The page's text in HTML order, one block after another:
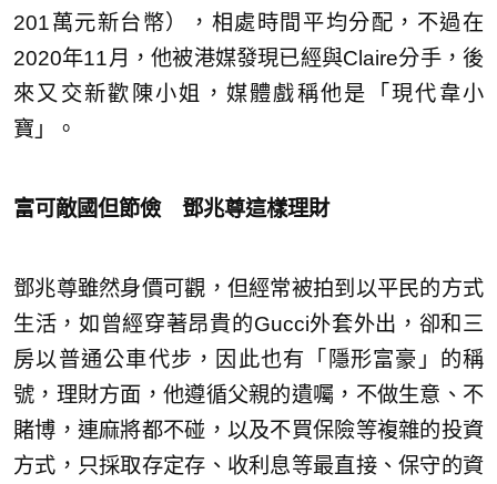
201萬元新台幣），相處時間平均分配，不過在
2020年11月，他被港媒發現已經與Claire分手，後
來又交新歡陳小姐，媒體戲稱他是「現代韋小
寶」。
富可敵國但節儉 鄧兆尊這樣理財
鄧兆尊雖然身價可觀，但經常被拍到以平民的方式
生活，如曾經穿著昂貴的Gucci外套外出，卻和三
房以普通公車代步，因此也有「隱形富豪」的稱
號，理財方面，他遵循父親的遺囑，不做生意、不
賭博，連麻將都不碰，以及不買保險等複雜的投資
方式，只採取存定存、收利息等最直接、保守的資